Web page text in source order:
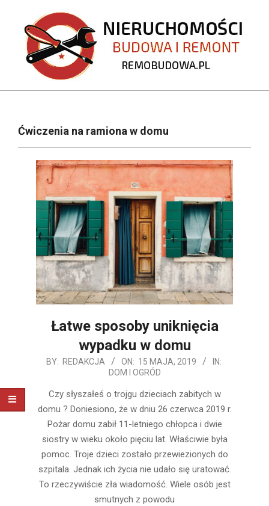
content
REMOBUDOWA.PL
NavigationĆwiczenia na ramiona w domu
Łatwe sposoby uniknięcia
wypadku w domu
2019-
BY: REDAKCJA ON: 15 MAJA, 2019
IN:
DOM I OGRÓD
Czy słyszałeś o trojgu dzieciach zabitych w
domu ? Doniesiono, że w dniu 26 czerwca 2019 r.
Pożar domu zabił 11-letniego chłopca i dwie
siostry w wieku około pięciu lat. Właściwie była
pomoc. Troje dzieci zostało przewiezionych do
szpitala. Jednak ich życia nie udało się uratować.
To rzeczywiście zła wiadomość. Wiele osób jest
smutnych z powodu